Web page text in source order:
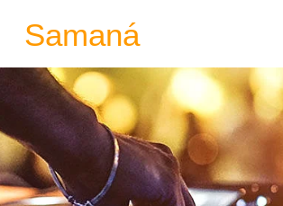
Samaná